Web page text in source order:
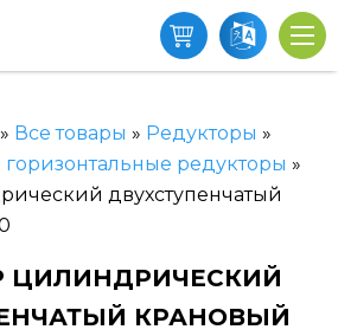
» Все товары » Редукторы »
редукторы »
двухступенчатый
ЦИЛИНДРИЧЕСКИЙ
КРАНОВЫЙ